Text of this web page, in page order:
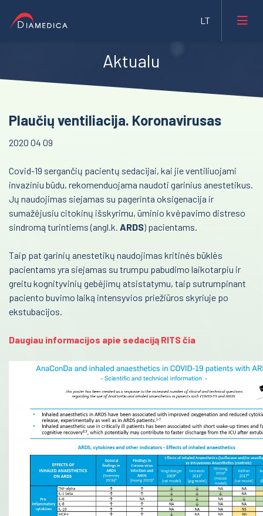
Farmacija ir maisto pramonė
Gyvybės mokslai
Mėginių transportavimo sistemos/Laboratorijos
automatizavimas
Fizioterapinė ir reabilitacinė įranga
Pulmonologija ir alergologija
Akušerija ir ginekologija
Laborotorinė medicina
Gastroenterologija
Onkohematologija
Infekcinės ligos
Endokrinologija
Reabilitacija
Kardiologija
Psichiatrija
Neurologija
Retos ligos
Radiologija
Aktualu
Plaučių ventiliacija. Koronavirusas
2020 04 09
Covid-19 sergančių pacientų sedacijai, kai jie ventiliuojami
invaziniu būdu, rekomenduojama naudoti garinius anestetikus.
Jų naudojimas siejamas su pagerinta oksigenacija ir
sumažėjusiu citokinų išskyrimu, ūminio kvėpavimo distreso
sindromą turintiems (angl.k. ARDS) pacientams.
Taip pat garinių anestetikų naudojimas kritinės būklės
pacientams yra siejamas su trumpu pabudimo laikotarpiu ir
greitu kognityvinių gebėjimų atsistatymu, taip sutrumpinant
paciento buvimo laiką intensyvios priežiūros skyriuje po
ekstubacijos.
Daugiau informacijos apie sedaciją RITS čia